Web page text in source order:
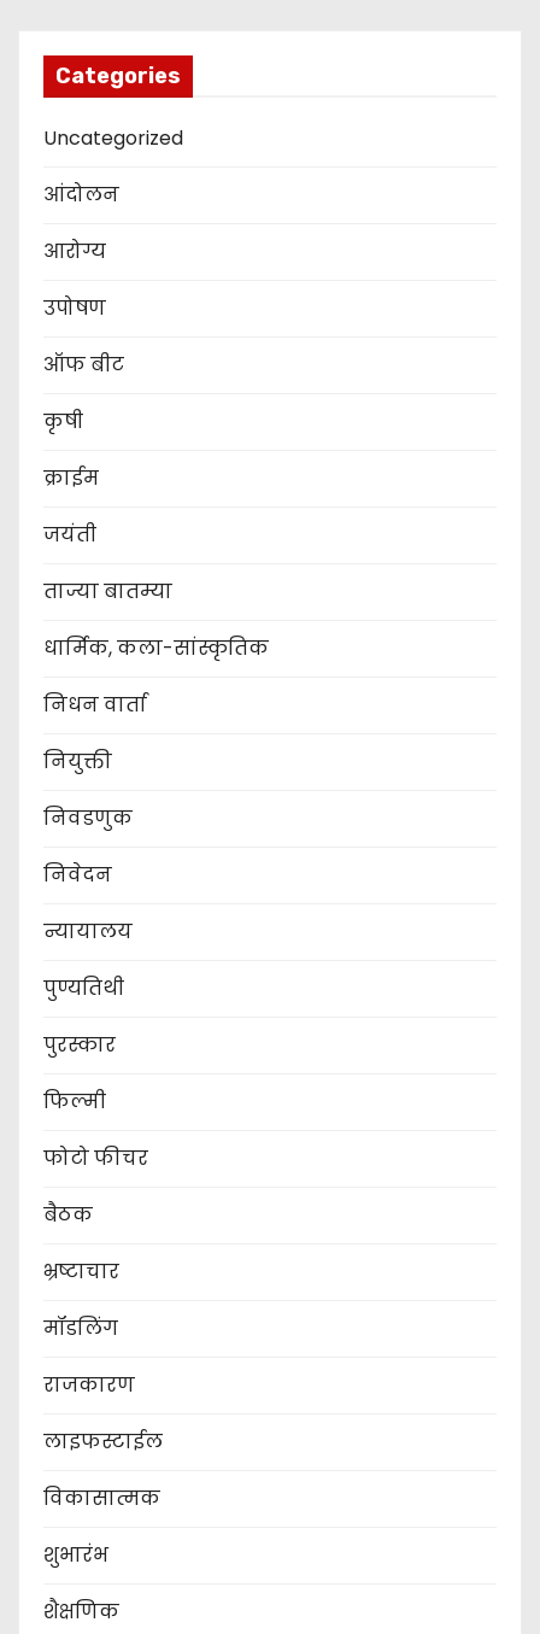
Categories
Uncategorized
आंदोलन
आरोग्य
उपोषण
ऑफ बीट
कृषी
क्राईम
जयंती
ताज्या बातम्या
धार्मिक, कला-सांस्कृतिक
निधन वार्ता
नियुक्ती
निवडणुक
निवेदन
न्यायालय
पुण्यतिथी
पुरस्कार
फिल्मी
फोटो फीचर
बैठक
भ्रष्टाचार
मॉडलिंग
राजकारण
लाइफस्टाईल
विकासात्मक
शुभारंभ
शैक्षणिक